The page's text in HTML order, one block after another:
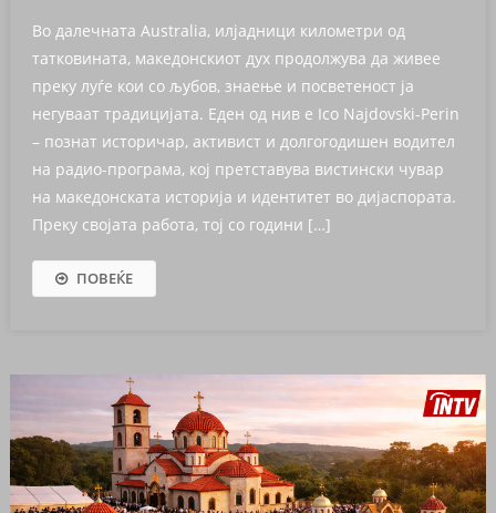
Во далечната Australia, илјадници километри од
татковината, македонскиот дух продолжува да живее
преку луѓе кои со љубов, знаење и посветеност ја
негуваат традицијата. Еден од нив е Ico Najdovski-Perin
– познат историчар, активист и долгогодишен водител
на радио-програма, кој претставува вистински чувар
на македонската историја и идентитет во дијаспората.
Преку својата работа, тој со години […]
ПОВЕЌЕ